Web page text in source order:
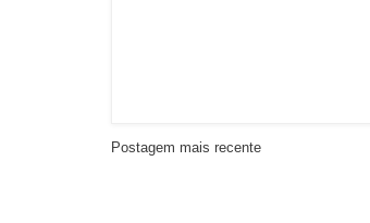
Postagem mais recente